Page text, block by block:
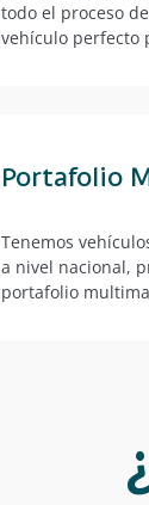
todo el proceso
vehículo perfecto
Portafolio
Tenemos
a nivel nacional,
portafolio